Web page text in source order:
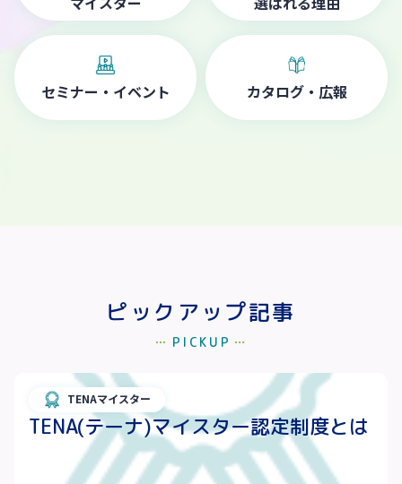
セミナー・イベント カタログ・広報
ピックアップ記事
PICKUP
TENAマイスター
TENA(テーナ)マイスター認定制度とは